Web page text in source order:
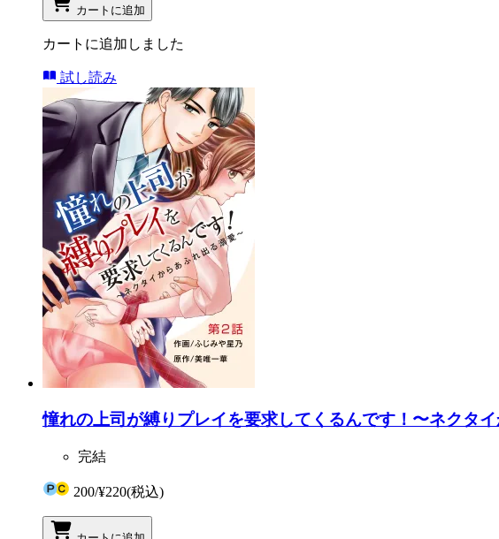
カートに追加
カートに追加しました
試し読み
憧れの上司が縛りプレイを要求してくるんです！〜ネクタ
完結
200/¥220(税込)